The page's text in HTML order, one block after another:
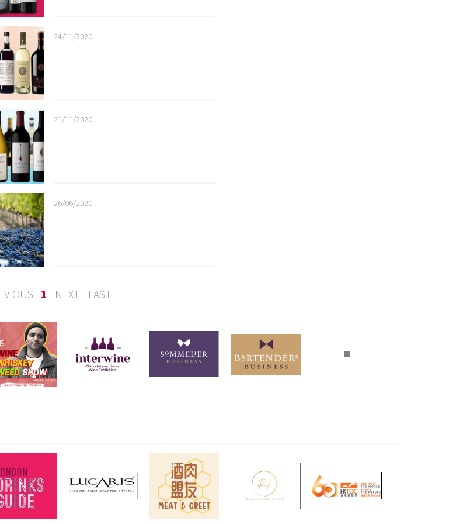
24/11/2020 |
21/11/2020 |
26/06/2020 |
1 NEXT LAST